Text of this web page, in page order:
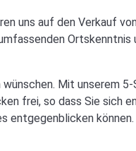
uns auf den Verkauf
Ortskenntnis
wünschen. Mit unserem
frei, so dass Sie sich
entgegenblicken können.